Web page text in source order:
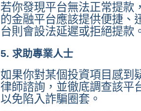
若你發現平台無法正常提款
的金融平台應該提供便捷、
台則會設法延遲或拒絕提款
5. 求助專業人士
如果你對某個投資項目感到
律師諮詢，並徹底調查該平
以免陷入詐騙圈套。